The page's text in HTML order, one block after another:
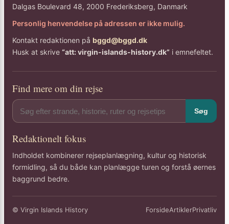
Dalgas Boulevard 48, 2000 Frederiksberg, Danmark
Personlig henvendelse på adressen er ikke mulig.
Kontakt redaktionen på bggd@bggd.dk
Husk at skrive “att: virgin-islands-history.dk” i emnefeltet.
Find mere om din rejse
Søg
Redaktionelt fokus
Indholdet kombinerer rejseplanlægning, kultur og historisk
formidling, så du både kan planlægge turen og forstå øernes
baggrund bedre.
© Virgin Islands History ForsideArtiklerPrivatliv